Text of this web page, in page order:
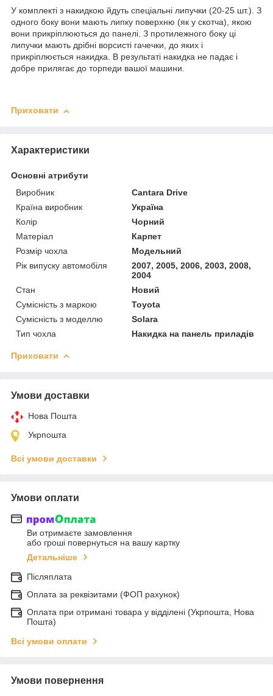
У комплекті з накидкою йдуть спеціальні липучки (20-25 шт.). З
одного боку вони мають липку поверхню (як у скотча), якою
вони прикріплюються до панелі. З протилежного боку ці
липучки мають дрібні ворсисті гачечки, до яких і
прикріплюється накидка. В результаті накидка не падає і
добре прилягає до торпеди вашої машини.
Приховати
Характеристики
Основні атрибути
Виробник
Cantara Drive
Країна виробник
Україна
Колір
Чорний
Матеріал
Карпет
Розмір чохла
Модельний
Рік випуску автомобіля
2007, 2005, 2006, 2003, 2008,
2004
Стан
Новий
Сумісність з маркою
Toyota
Сумісність з моделлю
Solara
Тип чохла
Накидка на панель приладів
Приховати
Умови доставки
Нова Пошта
Укрпошта
Всі умови доставки
Умови оплати
Ви отримаєте замовлення
або гроші повернуться на вашу картку
Детальніше
Післяплата
Оплата за реквізитами (ФОП рахунок)
Оплата при отримані товара у відділені (Укрпошта, Нова
Пошта)
Всі умови оплати
Умови повернення